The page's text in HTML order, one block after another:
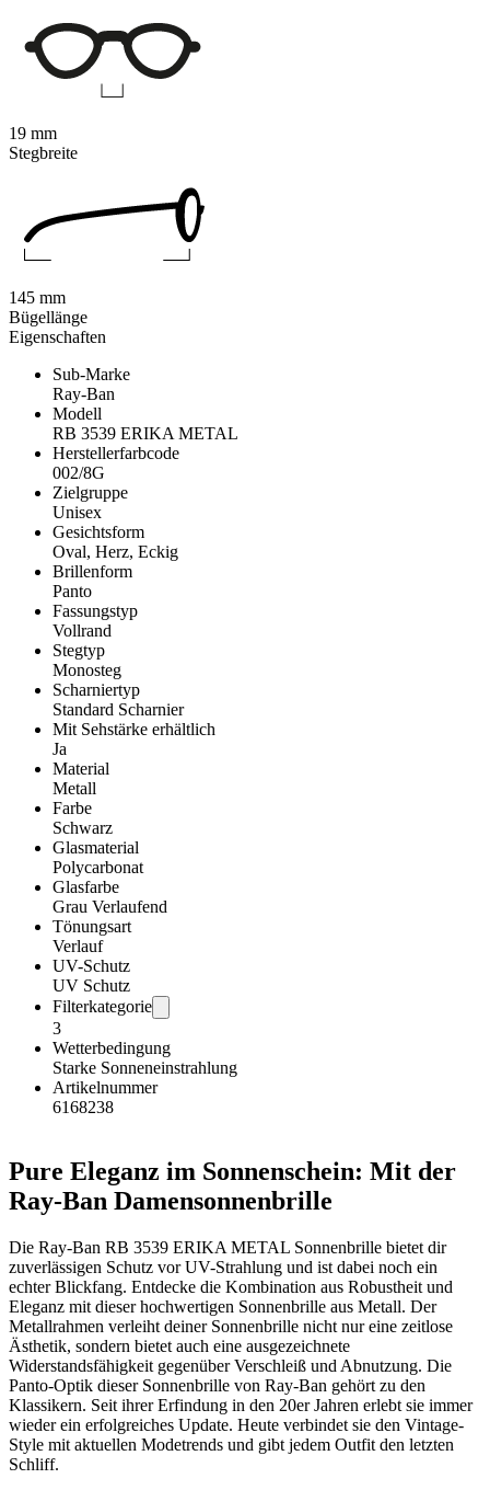
Eigenschaften
Sub-Marke
Ray-Ban
Modell
RB 3539 ERIKA METAL
Herstellerfarbcode
002/8G
Zielgruppe
Unisex
Gesichtsform
Oval, Herz, Eckig
Brillenform
Panto
Fassungstyp
Vollrand
Stegtyp
Monosteg
Scharniertyp
Standard Scharnier
Mit Sehstärke erhältlich
Ja
Material
Metall
Farbe
Schwarz
Glasmaterial
Polycarbonat
Glasfarbe
Grau Verlaufend
Tönungsart
Verlauf
UV-Schutz
UV Schutz
Filterkategorie
3
Wetterbedingung
Starke Sonneneinstrahlung
Artikelnummer
6168238
Pure Eleganz im Sonnenschein: Mit der
Ray-Ban Damensonnenbrille
Die Ray-Ban RB 3539 ERIKA METAL Sonnenbrille bietet dir
zuverlässigen Schutz vor UV-Strahlung und ist dabei noch ein
echter Blickfang. Entdecke die Kombination aus Robustheit und
Eleganz mit dieser hochwertigen Sonnenbrille aus Metall. Der
Metallrahmen verleiht deiner Sonnenbrille nicht nur eine zeitlose
Ästhetik, sondern bietet auch eine ausgezeichnete
Widerstandsfähigkeit gegenüber Verschleiß und Abnutzung. Die
Panto-Optik dieser Sonnenbrille von Ray-Ban gehört zu den
Klassikern. Seit ihrer Erfindung in den 20er Jahren erlebt sie immer
wieder ein erfolgreiches Update. Heute verbindet sie den Vintage-
Style mit aktuellen Modetrends und gibt jedem Outfit den letzten
Schliff.
19 mm
Stegbreite
145 mm
Bügellänge